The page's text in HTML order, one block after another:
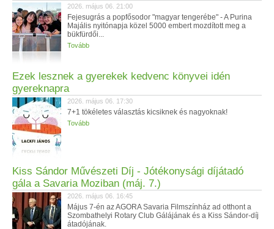
2026. május 06. 21:00
Fejesugrás a popfősodor "magyar tengerébe" - A Purina
Majális nyitónapja közel 5000 embert mozdított meg a
bükfürdői...
Tovább
Ezek lesznek a gyerekek kedvenc könyvei idén
gyereknapra
2026. május 06. 17:30
7+1 tökéletes választás kicsiknek és nagyoknak!
Tovább
Kiss Sándor Művészeti Díj - Jótékonysági díjátadó
gála a Savaria Moziban (máj. 7.)
2026. május 06. 16:45
Május 7-én az AGORA Savaria Filmszínház ad otthont a
Szombathelyi Rotary Club Gálájának és a Kiss Sándor-díj
átadójának.